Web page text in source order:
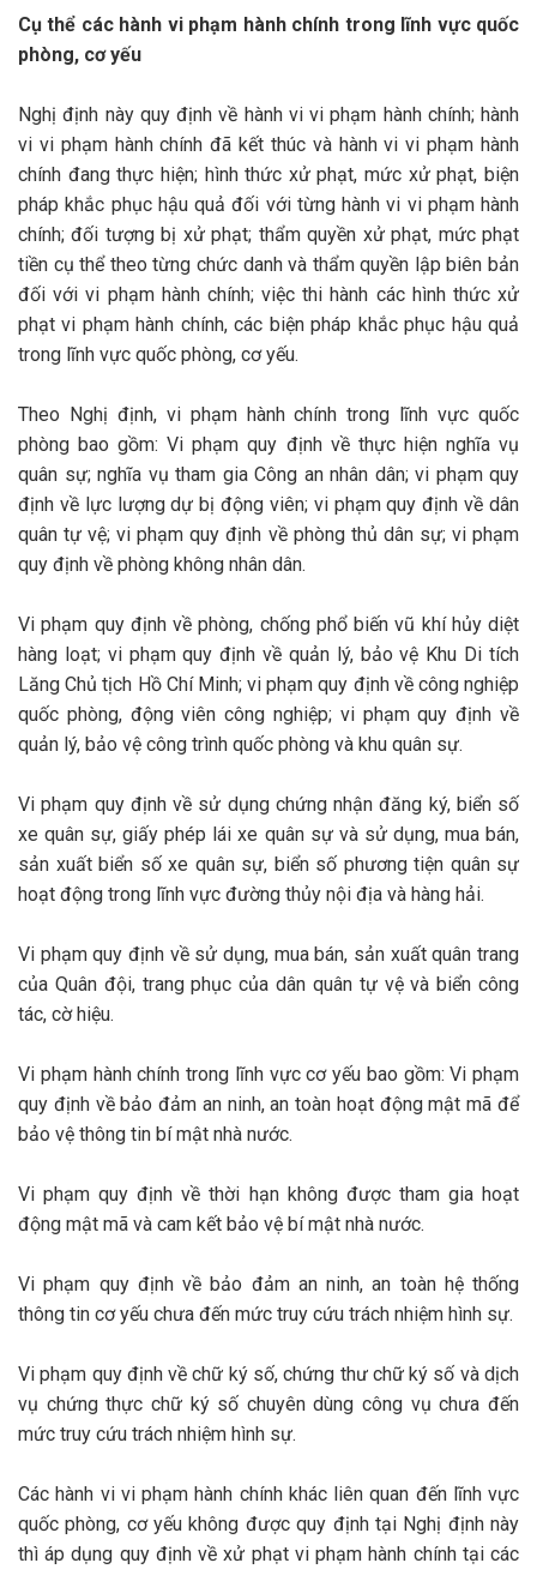
Cụ thể các hành vi phạm hành chính trong lĩnh vực quốc
phòng, cơ yếu
Nghị định này quy định về hành vi vi phạm hành chính; hành
vi vi phạm hành chính đã kết thúc và hành vi vi phạm hành
chính đang thực hiện; hình thức xử phạt, mức xử phạt, biện
pháp khắc phục hậu quả đối với từng hành vi vi phạm hành
chính; đối tượng bị xử phạt; thẩm quyền xử phạt, mức phạt
tiền cụ thể theo từng chức danh và thẩm quyền lập biên bản
đối với vi phạm hành chính; việc thi hành các hình thức xử
phạt vi phạm hành chính, các biện pháp khắc phục hậu quả
trong lĩnh vực quốc phòng, cơ yếu.
Theo Nghị định, vi phạm hành chính trong lĩnh vực quốc
phòng bao gồm: Vi phạm quy định về thực hiện nghĩa vụ
quân sự; nghĩa vụ tham gia Công an nhân dân; vi phạm quy
định về lực lượng dự bị động viên; vi phạm quy định về dân
quân tự vệ; vi phạm quy định về phòng thủ dân sự; vi phạm
quy định về phòng không nhân dân.
Vi phạm quy định về phòng, chống phổ biến vũ khí hủy diệt
hàng loạt; vi phạm quy định về quản lý, bảo vệ Khu Di tích
Lăng Chủ tịch Hồ Chí Minh; vi phạm quy định về công nghiệp
quốc phòng, động viên công nghiệp; vi phạm quy định về
quản lý, bảo vệ công trình quốc phòng và khu quân sự.
Vi phạm quy định về sử dụng chứng nhận đăng ký, biển số
xe quân sự, giấy phép lái xe quân sự và sử dụng, mua bán,
sản xuất biển số xe quân sự, biển số phương tiện quân sự
hoạt động trong lĩnh vực đường thủy nội địa và hàng hải.
Vi phạm quy định về sử dụng, mua bán, sản xuất quân trang
của Quân đội, trang phục của dân quân tự vệ và biển công
tác, cờ hiệu.
Vi phạm hành chính trong lĩnh vực cơ yếu bao gồm: Vi phạm
quy định về bảo đảm an ninh, an toàn hoạt động mật mã để
bảo vệ thông tin bí mật nhà nước.
Vi phạm quy định về thời hạn không được tham gia hoạt
động mật mã và cam kết bảo vệ bí mật nhà nước.
Vi phạm quy định về bảo đảm an ninh, an toàn hệ thống
thông tin cơ yếu chưa đến mức truy cứu trách nhiệm hình sự.
Vi phạm quy định về chữ ký số, chứng thư chữ ký số và dịch
vụ chứng thực chữ ký số chuyên dùng công vụ chưa đến
mức truy cứu trách nhiệm hình sự.
Các hành vi vi phạm hành chính khác liên quan đến lĩnh vực
quốc phòng, cơ yếu không được quy định tại Nghị định này
thì áp dụng quy định về xử phạt vi phạm hành chính tại các